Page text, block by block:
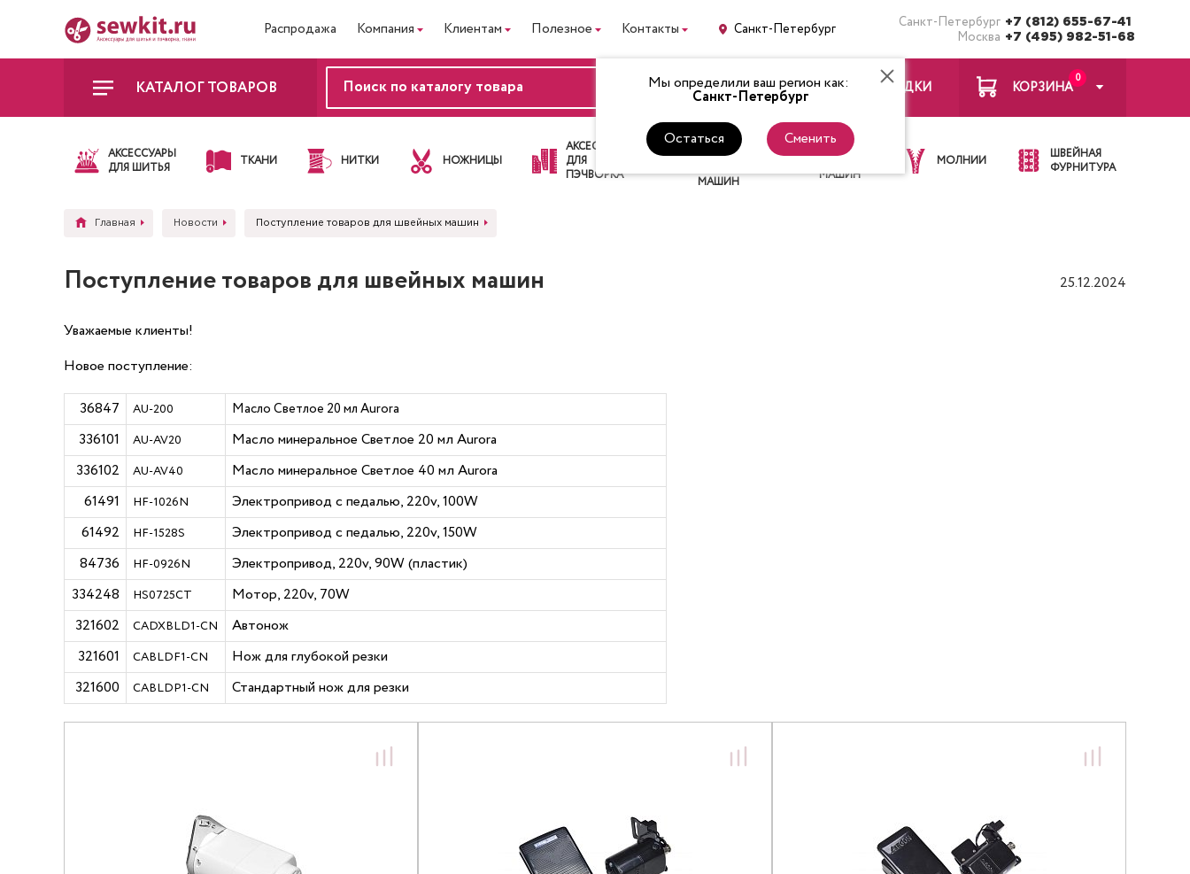
Распродажа Компания Клиентам Полезное Контакты Санкт-Петербург Санкт-Петербург +7 (812) 655-67-41
Москва +7 (495) 982-51-68
Мы определили ваш регион как:
Санкт-Петербург
Остаться Сменить
КАТАЛОГ ТОВАРОВ ВХОД ЗАКЛАДКИ
0
КОРЗИНА
АКСЕССУАРЫ
ДЛЯ ШИТЬЯ
ТКАНИ НИТКИ НОЖНИЦЫ
АКСЕССУАРЫ
ДЛЯ
ПЭЧВОРКА
ЛАПКИ
ДЛЯ
МАШИН
ИГЛЫ ДЛЯ
ШВЕЙНЫХ
МАШИН
МОЛНИИ
ШВЕЙНАЯ
ФУРНИТУРА
Главная Новости Поступление товаров для швейных машин
Поступление товаров для швейных машин 25.12.2024
Уважаемые клиенты!
Новое поступление:
36847 AU-200 Масло Светлое 20 мл Aurora
336101 AU-AV20
Масло минеральное Светлое 20 мл Aurora
336102
AU-AV40
Масло минеральное Светлое 40 мл Aurora
61491
HF-1026N
Электропривод с педалью, 220v, 100W
61492
HF-1528S
Электропривод с педалью, 220v, 150W
84736
HF-0926N
Электропривод, 220v, 90W (пластик)
334248
HS0725CT
Мотор, 220v, 70W
321602
CADXBLD1-CN
Автонож
321601
CABLDF1-CN
Нож для глубокой резки
321600
CABLDP1-CN Стандартный нож для резки